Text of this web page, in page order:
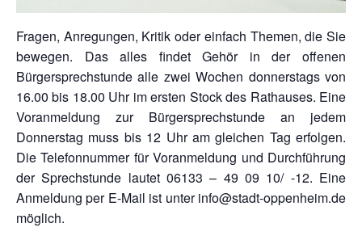
Fragen, Anregungen, Kritik oder einfach Themen, die Sie
bewegen. Das alles findet Gehör in der offenen
Bürgersprechstunde alle zwei Wochen donnerstags von
16.00 bis 18.00 Uhr im ersten Stock des Rathauses. Eine
Voranmeldung zur Bürgersprechstunde an jedem
Donnerstag muss bis 12 Uhr am gleichen Tag erfolgen.
Die Telefonnummer für Voranmeldung und Durchführung
der Sprechstunde lautet 06133 – 49 09 10/ -12. Eine
Anmeldung per E-Mail ist unter info@stadt-oppenheim.de
möglich.